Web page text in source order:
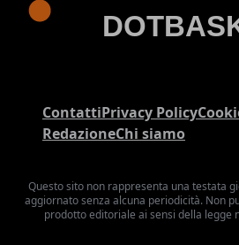
ContattiPrivacy Policy
RedazioneChi siamo
Questo sito non rappresenta una testata
aggiornato senza alcuna periodicità. Non
prodotto editoriale ai sensi della legge